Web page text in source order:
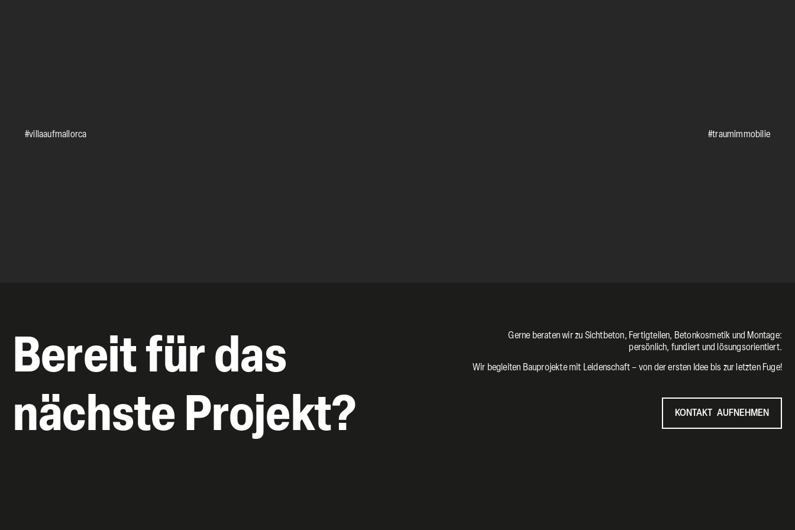
#villaaufmallorca #traumimmobilie
Bereit für das
nächste Projekt?
Gerne beraten wir zu Sichtbeton, Fertigteilen, Betonkosmetik und Montage:
persönlich, fundiert und lösungsorientiert.
Wir begleiten Bauprojekte mit Leidenschaft – von der ersten Idee bis zur letzten Fuge!
KONTAKT AUFNEHMEN